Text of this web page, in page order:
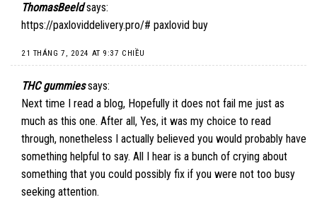
ThomasBeeld says:
https://paxloviddelivery.pro/# paxlovid buy
21 THÁNG 7, 2024 AT 9:37 CHIỀU
THC gummies says:
Next time I read a blog, Hopefully it does not fail me just as
much as this one. After all, Yes, it was my choice to read
through, nonetheless I actually believed you would probably have
something helpful to say. All I hear is a bunch of crying about
something that you could possibly fix if you were not too busy
seeking attention.